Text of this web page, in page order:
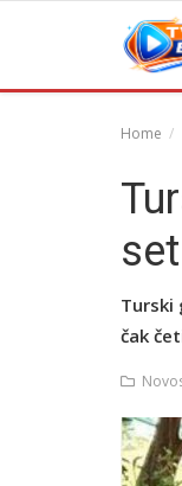
Home
Turski
čak